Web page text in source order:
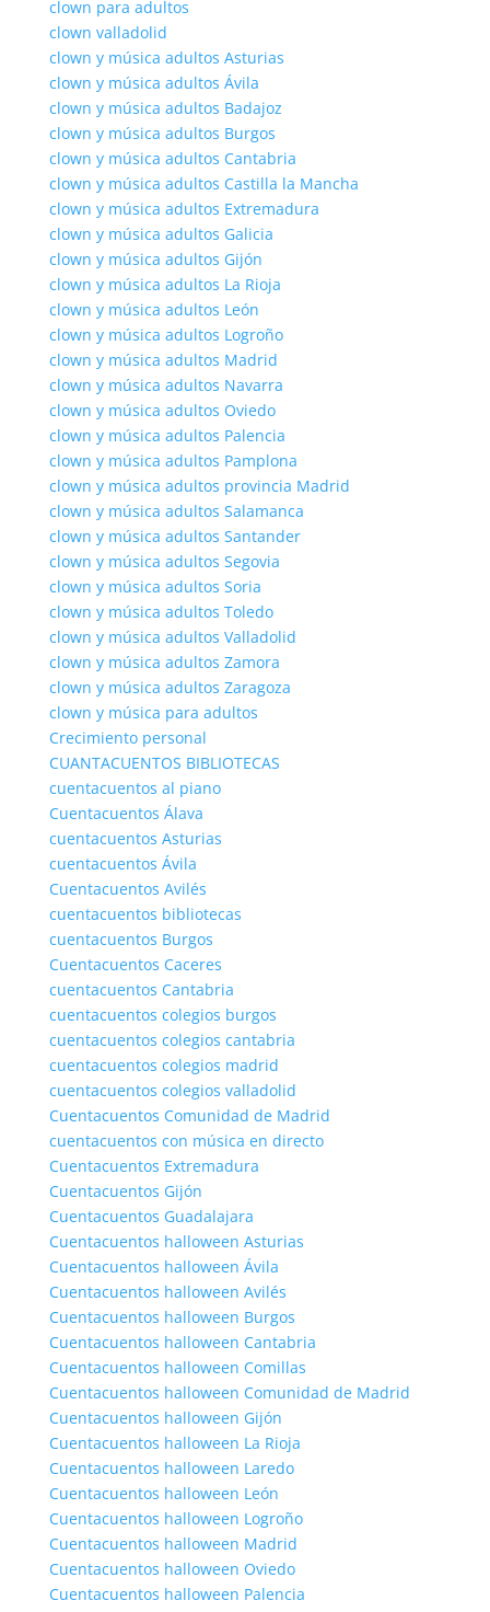
clown para adultos
clown valladolid
clown y música adultos Asturias
clown y música adultos Ávila
clown y música adultos Badajoz
clown y música adultos Burgos
clown y música adultos Cantabria
clown y música adultos Castilla la Mancha
clown y música adultos Extremadura
clown y música adultos Galicia
clown y música adultos Gijón
clown y música adultos La Rioja
clown y música adultos León
clown y música adultos Logroño
clown y música adultos Madrid
clown y música adultos Navarra
clown y música adultos Oviedo
clown y música adultos Palencia
clown y música adultos Pamplona
clown y música adultos provincia Madrid
clown y música adultos Salamanca
clown y música adultos Santander
clown y música adultos Segovia
clown y música adultos Soria
clown y música adultos Toledo
clown y música adultos Valladolid
clown y música adultos Zamora
clown y música adultos Zaragoza
clown y música para adultos
Crecimiento personal
CUANTACUENTOS BIBLIOTECAS
cuentacuentos al piano
Cuentacuentos Álava
cuentacuentos Asturias
cuentacuentos Ávila
Cuentacuentos Avilés
cuentacuentos bibliotecas
cuentacuentos Burgos
Cuentacuentos Caceres
cuentacuentos Cantabria
cuentacuentos colegios burgos
cuentacuentos colegios cantabria
cuentacuentos colegios madrid
cuentacuentos colegios valladolid
Cuentacuentos Comunidad de Madrid
cuentacuentos con música en directo
Cuentacuentos Extremadura
Cuentacuentos Gijón
Cuentacuentos Guadalajara
Cuentacuentos halloween Asturias
Cuentacuentos halloween Ávila
Cuentacuentos halloween Avilés
Cuentacuentos halloween Burgos
Cuentacuentos halloween Cantabria
Cuentacuentos halloween Comillas
Cuentacuentos halloween Comunidad de Madrid
Cuentacuentos halloween Gijón
Cuentacuentos halloween La Rioja
Cuentacuentos halloween Laredo
Cuentacuentos halloween León
Cuentacuentos halloween Logroño
Cuentacuentos halloween Madrid
Cuentacuentos halloween Oviedo
Cuentacuentos halloween Palencia